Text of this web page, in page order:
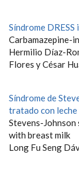
Síndrome
Carbamazepine-
Hermilio Díaz-
Flores y César
Síndrome de
tratado con leche
Stevens-
with breast milk
Long Fu Seng